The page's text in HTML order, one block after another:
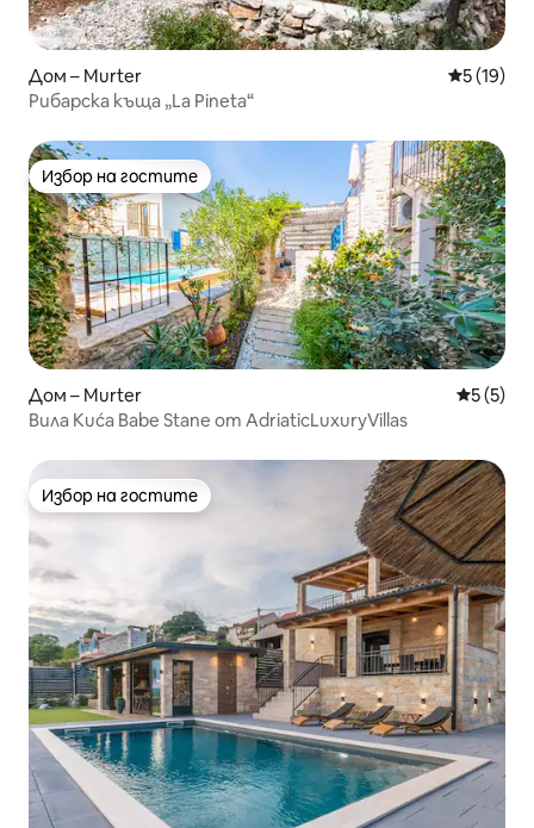
Дом – Murter Средна
5 (19)
Рибарска къща „La Pineta“
Избор на гостите
Избор на гостите
Дом – Murter Средна
5 (5)
Вила Kuća Babe Stane от AdriaticLuxuryVillas
Избор на гостите
Избор на гостите